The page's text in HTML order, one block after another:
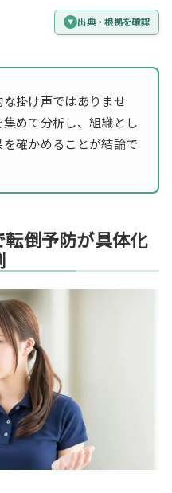
出典・根拠を確認
掛け声ではありませ
めて分析し、組織とし
確かめることが結論で
倒予防が具体化